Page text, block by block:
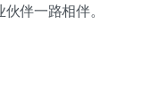
伴一路相伴。